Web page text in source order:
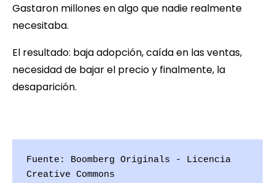
Gastaron millones en algo que nadie realmente
necesitaba.
El resultado: baja adopción, caída en las ventas,
necesidad de bajar el precio y finalmente, la
desaparición.
Fuente: Boomberg Originals - Licencia
Creative Commons